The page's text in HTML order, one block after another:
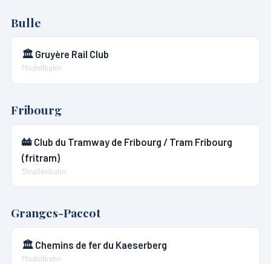
Bulle
🏛️ Gruyère Rail Club
Modellbahn
Fribourg
🚋 Club du Tramway de Fribourg / Tram Fribourg
(fritram)
Straßenbahn
Granges-Paccot
🏛️ Chemins de fer du Kaeserberg
Modellbahn